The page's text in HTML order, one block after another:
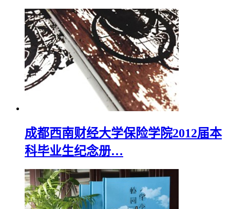
成都西南财经大学保险学院2012届本
科毕业生纪念册…